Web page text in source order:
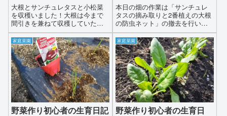
大根とサンチュレタスと小松菜
を収穫いました！大根は今まで
間引きを兼ねて収穫していたの
ですが直径が9センチ位とスーパ
ーで販売されている位の大きさ
に生育してきたので本格的にこ
れから収穫していきます今日は2
本収穫して中が空洞化していな
いか、帰ってから確認してみま
したが、変色や空洞化とかも見
られずきれいな大根でした1本は
大根漬けもう1本はおでん用に大
きく切って冷凍しておきまし
た、大根の葉っぱもお味噌汁に
本日の畑の作業は「サンチュレ
タスの摘み取りと2番植えの大根
の防虫ネット」の撤去を行いま
す「サンチュレタス」は外側の
大きな葉っぱから摘み取りを始
めて花芽が出るまで新鮮な葉っ
ぱを摘み取ることができますこ
れでしばらくはスーパーに行っ
てレタスを買わなくても済むよ
うです大根の防虫ネットの撤去
は大根の葉っぱがネットの中で
大きく広がって風通しが悪くな
り虫による食害や病気が発生し
やすくなりますさらに葉っぱが
家庭菜園
野菜作り初心者の生育日記
家庭菜園
野菜作り初心者の生育日